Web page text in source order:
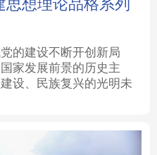
能源 会展
时尚 悦读
亚太网 上市公司
想理论品格系列
的建设不断开创新局
家发展前景的历史主
设、民族复兴的光明未